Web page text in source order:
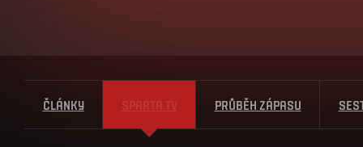
ČLÁNKY SPARTA TV PRŮBĚH ZÁPASU